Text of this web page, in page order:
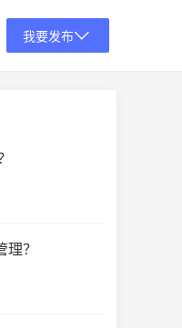
我要发布
？